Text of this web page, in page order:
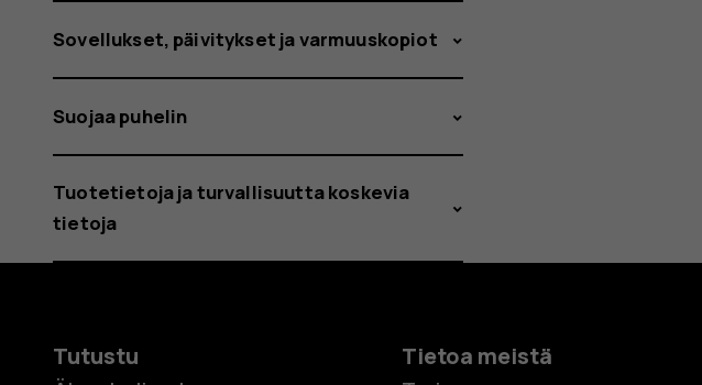
Sovellukset, päivitykset ja varmuuskopiot
Suojaa puhelin
Tuotetietoja ja turvallisuutta koskevia
tietoja
Tutustu
Tietoa meistä